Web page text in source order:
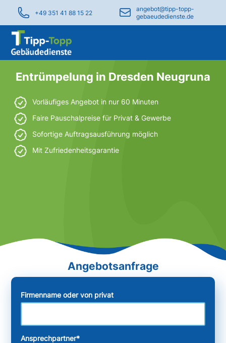
+49 351 41 88 15 22
angebot@tipp-topp-
gebaeudedienste.de
Entrümpelung in Dresden Neugruna
Vorläufiges Angebot in nur 60 Minuten
Faire Pauschalpreise für Privat & Gewerbe
Sofortige Auftragsausführung möglich
Mit Zufriedenheitsgarantie
Firmenname oder von privat
Ansprechpartner*